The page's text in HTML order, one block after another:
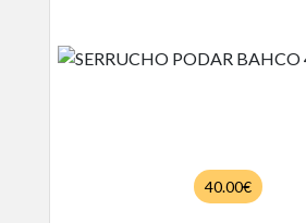
40.00€